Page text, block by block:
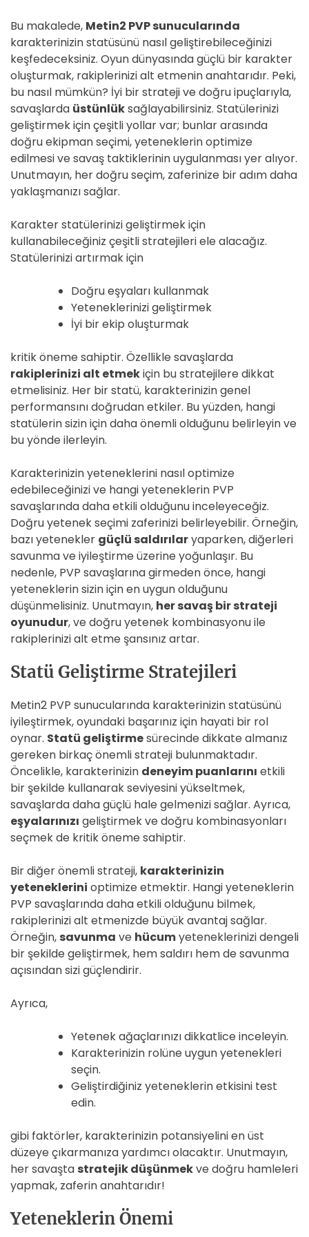
Bu makalede, Metin2 PVP sunucularında
karakterinizin statüsünü nasıl geliştirebileceğinizi
keşfedeceksiniz. Oyun dünyasında güçlü bir karakter
oluşturmak, rakiplerinizi alt etmenin anahtarıdır. Peki,
bu nasıl mümkün? İyi bir strateji ve doğru ipuçlarıyla,
savaşlarda üstünlüksağlayabilirsiniz. Statülerinizi
geliştirmek için çeşitli yollar var; bunlar arasında
doğru ekipman seçimi, yeteneklerin optimize
edilmesi ve savaş taktiklerinin uygulanması yer alıyor.
Unutmayın, her doğru seçim, zaferinize bir adım daha
yaklaşmanızı sağlar.
Karakter statülerinizi geliştirmek için
kullanabileceğiniz çeşitli stratejileri ele alacağız.
Statülerinizi artırmak için
Doğru eşyaları kullanmak
Yeteneklerinizi geliştirmek
İyi bir ekip oluşturmak
kritik öneme sahiptir. Özellikle savaşlarda
rakiplerinizi alt etmekiçin bu stratejilere dikkat
etmelisiniz. Her bir statü, karakterinizin genel
performansını doğrudan etkiler. Bu yüzden, hangi
statülerin sizin için daha önemli olduğunu belirleyin ve
bu yönde ilerleyin.
Karakterinizin yeteneklerini nasıl optimize
edebileceğinizi ve hangi yeteneklerin PVP
savaşlarında daha etkili olduğunu inceleyeceğiz.
Doğru yetenek seçimi zaferinizi belirleyebilir. Örneğin,
bazı yetenekler güçlü saldırılaryaparken, diğerleri
savunma ve iyileştirme üzerine yoğunlaşır. Bu
nedenle, PVP savaşlarına girmeden önce, hangi
yeteneklerin sizin için en uygun olduğunu
düşünmelisiniz. Unutmayın, her savaş bir strateji
oyunudur, ve doğru yetenek kombinasyonu ile
rakiplerinizi alt etme şansınız artar.
Statü Geliştirme Stratejileri
Metin2 PVP sunucularında karakterinizin statüsünü
iyileştirmek, oyundaki başarınız için hayati bir rol
oynar. Statü geliştirmesürecinde dikkate almanız
gereken birkaç önemli strateji bulunmaktadır.
Öncelikle, karakterinizin deneyim puanlarını etkili
bir şekilde kullanarak seviyesini yükseltmek,
savaşlarda daha güçlü hale gelmenizi sağlar. Ayrıca,
eşyalarınızı geliştirmek ve doğru kombinasyonları
seçmek de kritik öneme sahiptir.
Bir diğer önemli strateji, karakterinizin
yeteneklerini optimize etmektir. Hangi yeteneklerin
PVP savaşlarında daha etkili olduğunu bilmek,
rakiplerinizi alt etmenizde büyük avantaj sağlar.
Örneğin, savunma ve hücumyeteneklerinizi dengeli
bir şekilde geliştirmek, hem saldırı hem de savunma
açısından sizi güçlendirir.
Ayrıca,
Yetenek ağaçlarınızı dikkatlice inceleyin.
Karakterinizin rolüne uygun yetenekleri
seçin.
Geliştirdiğiniz yeteneklerin etkisini test
edin.
gibi faktörler, karakterinizin potansiyelini en üst
düzeye çıkarmanıza yardımcı olacaktır. Unutmayın,
her savaşta stratejik düşünmekve doğru hamleleri
yapmak, zaferin anahtarıdır!
Yeteneklerin Önemi